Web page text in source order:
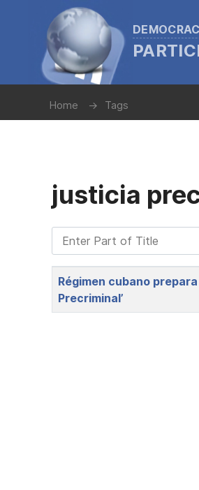
Home Tags
justicia
Enter Part of Title
Title
Régimen cubano
Precriminal’